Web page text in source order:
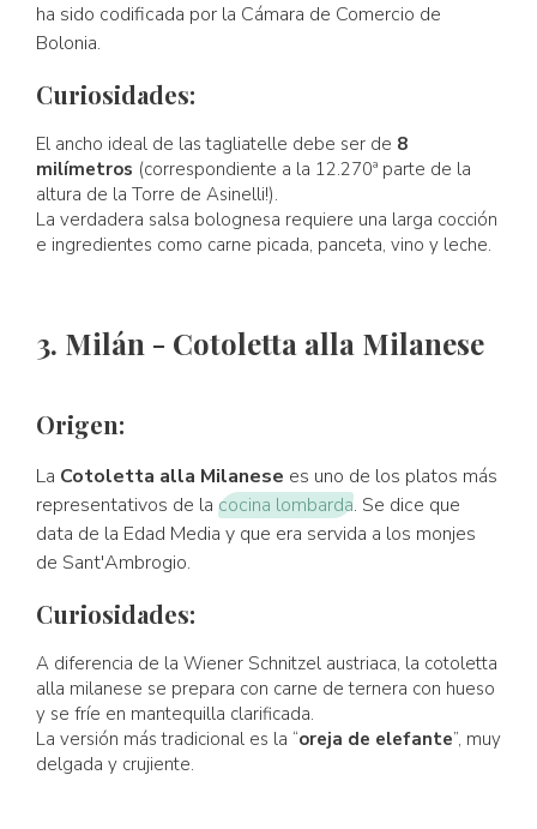
ha sido codificada por la Cámara de Comercio de
Bolonia.
Curiosidades:
El ancho ideal de las tagliatelle debe ser de 8
milímetros (correspondiente a la 12.270ª parte de la
altura de la Torre de Asinelli!).
La verdadera salsa bolognesa requiere una larga cocción
e ingredientes como carne picada, panceta, vino y leche.
3. Milán - Cotoletta alla Milanese
Origen:
La Cotoletta alla Milanese es uno de los platos más
representativos de la cocina lombarda. Se dice que
data de la Edad Media y que era servida a los monjes
de Sant'Ambrogio.
Curiosidades:
A diferencia de la Wiener Schnitzel austriaca, la cotoletta
alla milanese se prepara con carne de ternera con hueso
y se fríe en mantequilla clarificada.
La versión más tradicional es la “oreja de elefante”, muy
delgada y crujiente.